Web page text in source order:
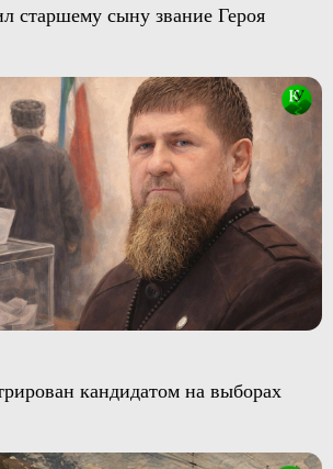
старшему сыну звание Героя
кандидатом на выборах